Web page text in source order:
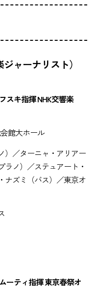
ーナリスト）
スキ指揮 NHK交響楽
館大ホール
）／ターニャ・アリアー
ノ）／ステュアート・
ナズミ（バス）／東京オ
ーティ指揮 東京春祭オ